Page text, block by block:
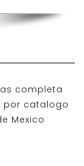
completa
por catalogo
Mexico